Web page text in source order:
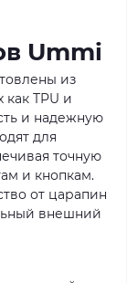
Ummi
из
как TPU и
и надежную
для
точную
и кнопкам.
от царапин
внешний